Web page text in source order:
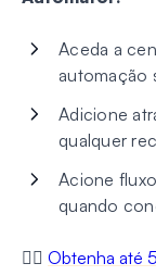
Aceda a
automação
Adicione
qualquer
Acione
quando
👉🏼 Obtenha até